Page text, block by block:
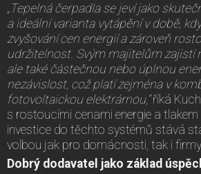
„Tepelná čerpadla se jeví jako
a ideální varianta vytápění v době,
zvyšování cen energií a zároveň
udržitelnost. Svým majitelům zajistí
ale také částečnou nebo úplnou
nezávislost, což platí zejména v
fotovoltaickou elektrárnou,“říká
s rostoucími cenami energie a
investice do těchto systémů stává
volbou jak pro domácnosti, tak i firmy.
Dobrý dodavatel jako základ